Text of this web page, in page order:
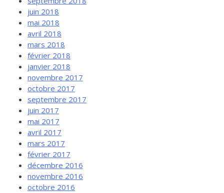
juin 2018
mai 2018
avril 2018
mars 2018
février 2018
janvier 2018
novembre 2017
octobre 2017
septembre 2017
juin 2017
mai 2017
avril 2017
mars 2017
février 2017
décembre 2016
novembre 2016
octobre 2016